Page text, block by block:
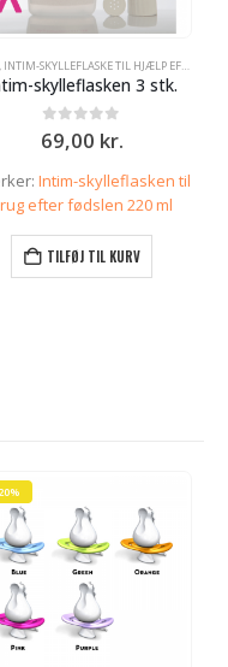
,UDSTYR TIL GRAVIDE OG NYBAGTE MØDRE
, INTIM-SKYLLEFLASKE TIL HJÆLP EFTER FØDSLEN
skylleflasken 3 stk.
0 ud af 5
69,00 kr.
Intim-skylleflasken til
efter fødslen 220 ml
TILFØJ TIL KURV